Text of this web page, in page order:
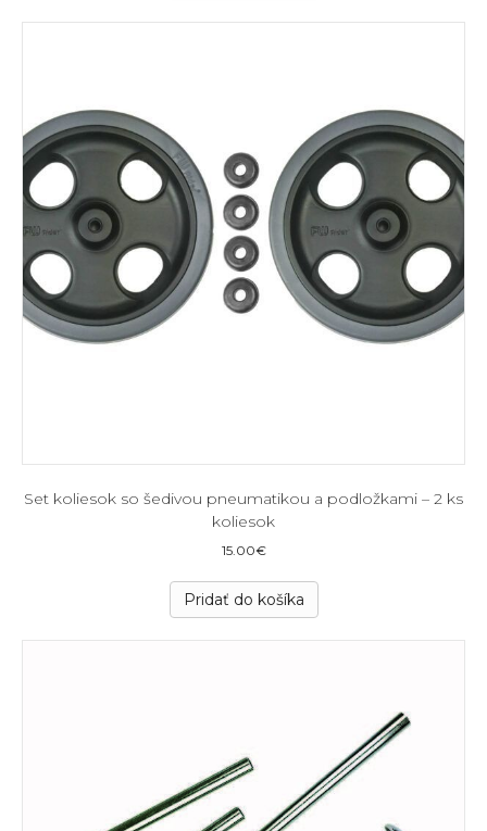
Set koliesok so šedivou pneumatikou a podložkami – 2 ks
koliesok
15.00€
Pridať do košíka